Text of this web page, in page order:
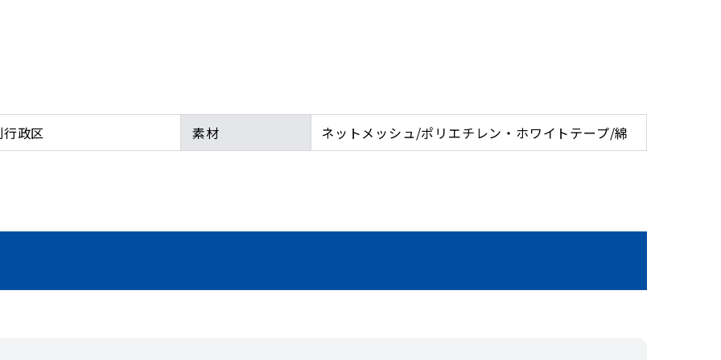
政区 素材 ネットメッシュ/ポリエチレン・ホワイトテープ/綿